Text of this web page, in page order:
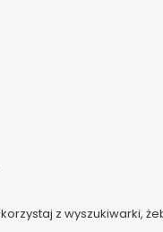
z wyszukiwarki,